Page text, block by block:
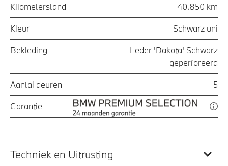
Kilometerstand 40.850 km
Kleur Schwarz uni
Bekleding
Leder 'Dakota' Schwarz
geperforeerd
Aantal deuren 5
Garantie
Techniek en Uitrusting